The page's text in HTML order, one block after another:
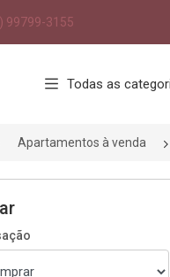
99799-3155
inicial
Todas as
Apartamentos à venda